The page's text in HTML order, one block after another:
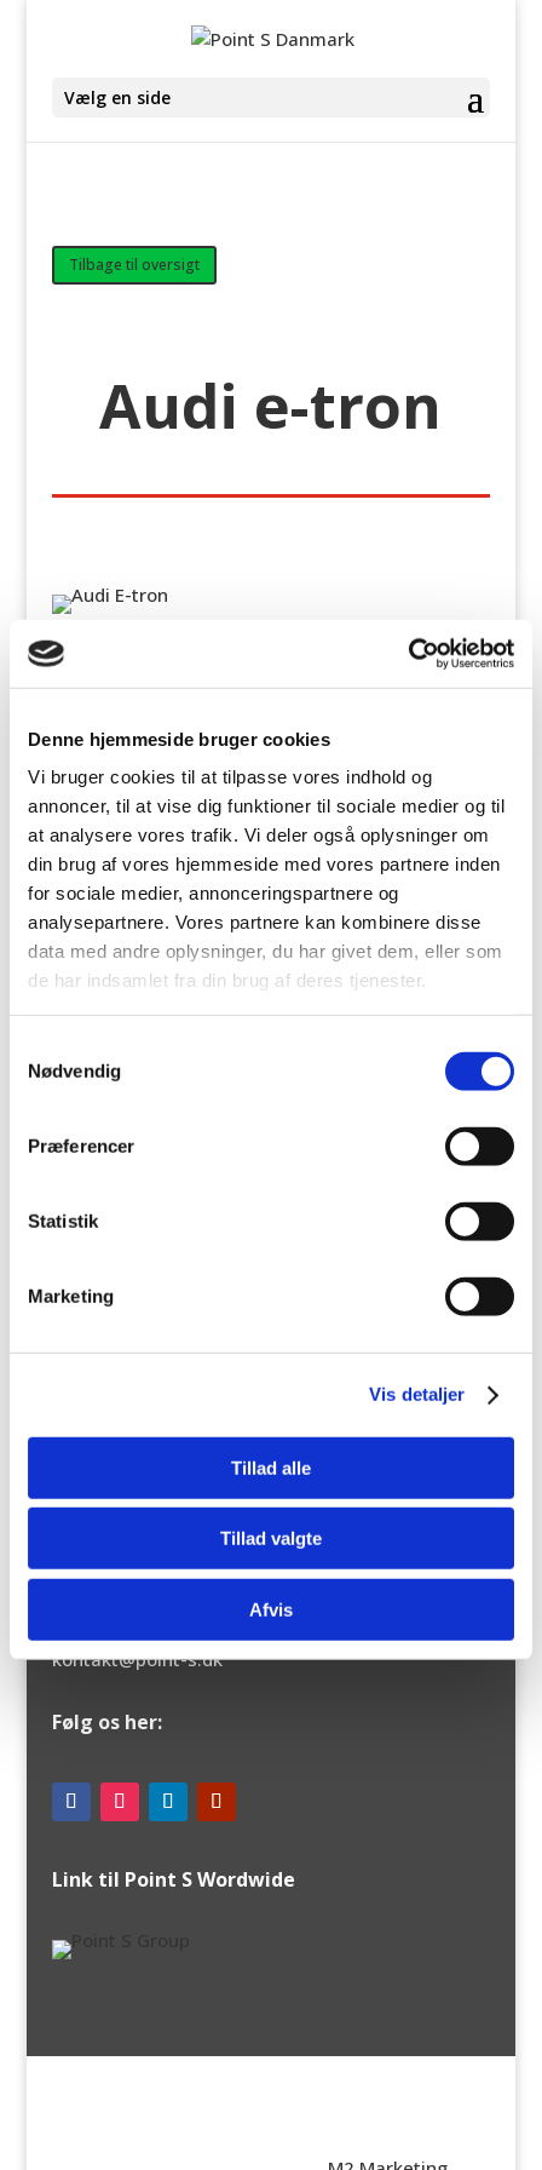
Denne hjemmeside bruger cookies
Vi bruger cookies til at tilpasse vores indhold og
annoncer, til at vise dig funktioner til sociale medier og til
at analysere vores trafik. Vi deler også oplysninger om
din brug af vores hjemmeside med vores partnere inden
for sociale medier, annonceringspartnere og
analysepartnere. Vores partnere kan kombinere disse
data med andre oplysninger, du har givet dem, eller som
de har indsamlet fra din brug af deres tjenester.
Nødvendig
Præferencer
Statistik
Marketing
Vis detaljer
Tillad alle
Tillad valgte
Afvis
Vælg en side
Tilbage til oversigt
Audi e-tron
Her finder du vores mest populære og attraktive
komplethjulsløsninger med vinterdæk til Audi e-
Vælg den ønskede løsning i formularen
nedenfor, og udfyld derefter firmanavn,
kontaktoplysninger m.m. og klik “Send
bestilling”. Herefter sender vi en
ordrebekræftelse, når vi har behandlet ordren i
vores system.
Oplyste priser er inkl. moms, og afhentning /
montering sker hos det valgte værksted.
Kontakt Point S Danmark
Forperson: Mette Kjerulf
kontakt@point-s.dk
Følg os her:
Link til Point S Wordwide